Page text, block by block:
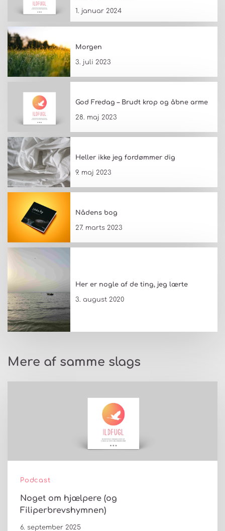
1. januar 2024
Morgen
3. juli 2023
God Fredag – Brudt krop og åbne arme
28. maj 2023
Heller ikke jeg fordømmer dig
9. maj 2023
Nådens bog
27. marts 2023
Her er nogle af de ting, jeg lærte
3. august 2020
Mere af samme slags
Podcast
Noget om hjælpere (og
Filiperbrevshymnen)
6. september 2025